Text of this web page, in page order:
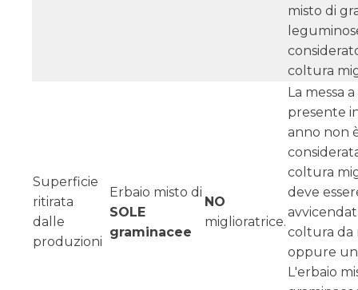
misto di
coltura
Superficie
ritirata
dalle
produzioni
Erbaio misto di
SOLE
graminacee
NO
miglioratrice.
La messa
presente
anno non
coltura
deve
coltura da
oppure
L'erbaio